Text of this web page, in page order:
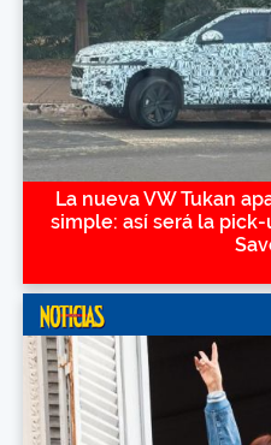
La nueva VW Tukan
simple: así será la